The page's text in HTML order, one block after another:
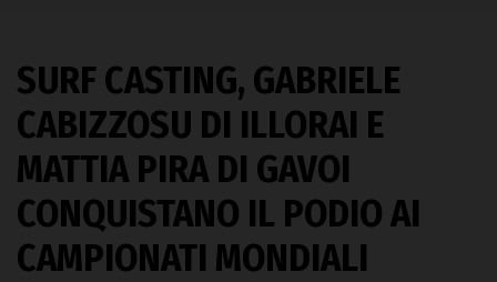
SURF CASTING, GABRIELE
CABIZZOSU DI ILLORAI E
MATTIA PIRA DI GAVOI
CONQUISTANO IL PODIO AI
CAMPIONATI MONDIALI